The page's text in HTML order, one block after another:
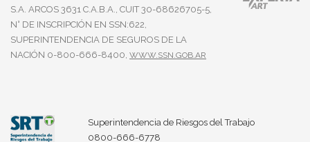
S.A. ARCOS 3631 C.A.B.A., CUIT 30-68626705-5,
N° DE INSCRIPCIÓN EN SSN:622,
SUPERINTENDENCIA DE SEGUROS DE LA
NACIÓN 0-800-666-8400, WWW.SSN.GOB.AR
Superintendencia de Riesgos del Trabajo
0800-666-6778